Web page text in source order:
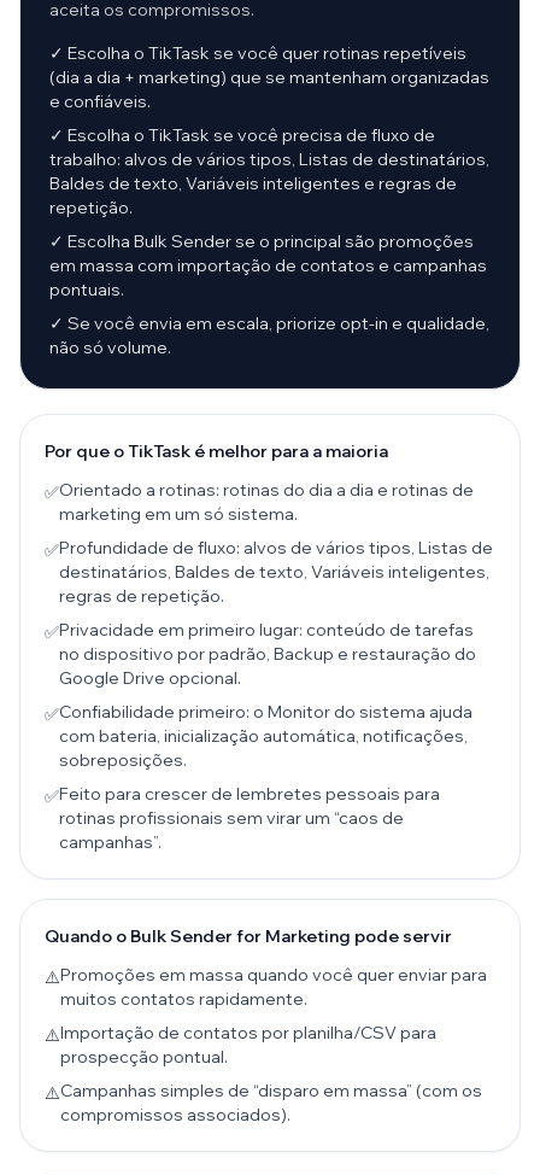
aceita os compromissos.
✓ Escolha o TikTask se você quer rotinas repetíveis
(dia a dia + marketing) que se mantenham organizadas
e confiáveis.
✓ Escolha o TikTask se você precisa de fluxo de
trabalho: alvos de vários tipos, Listas de destinatários,
Baldes de texto, Variáveis inteligentes e regras de
repetição.
✓ Escolha Bulk Sender se o principal são promoções
em massa com importação de contatos e campanhas
pontuais.
✓ Se você envia em escala, priorize opt-in e qualidade,
não só volume.
Por que o TikTask é melhor para a maioria
✅Orientado a rotinas: rotinas do dia a dia e rotinas de
marketing em um só sistema.
✅Profundidade de fluxo: alvos de vários tipos, Listas de
destinatários, Baldes de texto, Variáveis inteligentes,
regras de repetição.
✅Privacidade em primeiro lugar: conteúdo de tarefas
no dispositivo por padrão, Backup e restauração do
Google Drive opcional.
✅Confiabilidade primeiro: o Monitor do sistema ajuda
com bateria, inicialização automática, notificações,
sobreposições.
✅Feito para crescer de lembretes pessoais para
rotinas profissionais sem virar um “caos de
campanhas”.
Quando o Bulk Sender for Marketing pode servir
⚠️Promoções em massa quando você quer enviar para
muitos contatos rapidamente.
⚠️Importação de contatos por planilha/CSV para
prospecção pontual.
⚠️Campanhas simples de “disparo em massa” (com os
compromissos associados).